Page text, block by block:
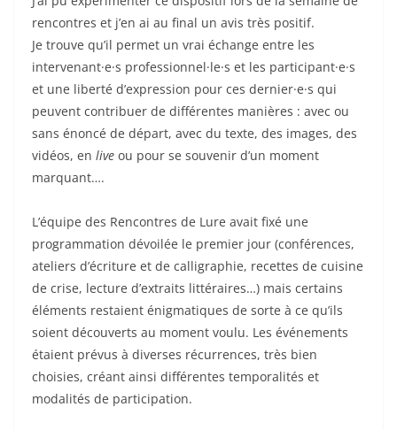
rencontres et j’en ai au final un avis très positif.
Je trouve qu’il permet un vrai échange entre les
intervenant·e·s professionnel·le·s et les participant·e·s
et une liberté d’expression pour ces dernier·e·s qui
peuvent contribuer de différentes manières : avec ou
sans énoncé de départ, avec du texte, des images, des
vidéos, en live ou pour se souvenir d’un moment
marquant….
L’équipe des Rencontres de Lure avait fixé une
programmation dévoilée le premier jour (conférences,
ateliers d’écriture et de calligraphie, recettes de cuisine
de crise, lecture d’extraits littéraires…) mais certains
éléments restaient énigmatiques de sorte à ce qu’ils
soient découverts au moment voulu. Les événements
étaient prévus à diverses récurrences, très bien
choisies, créant ainsi différentes temporalités et
modalités de participation.